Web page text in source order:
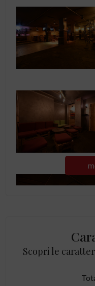
Scopri le